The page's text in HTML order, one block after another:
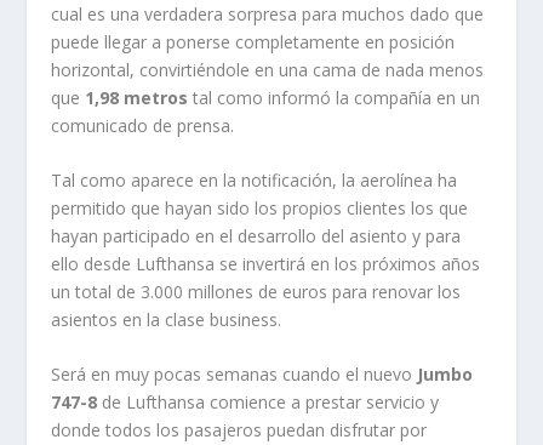
cual es una verdadera sorpresa para muchos dado que
puede llegar a ponerse completamente en posición
horizontal, convirtiéndole en una cama de nada menos
que 1,98 metros tal como informó la compañía en un
comunicado de prensa.
Tal como aparece en la notificación, la aerolínea ha
permitido que hayan sido los propios clientes los que
hayan participado en el desarrollo del asiento y para
ello desde Lufthansa se invertirá en los próximos años
un total de 3.000 millones de euros para renovar los
asientos en la clase business.
Será en muy pocas semanas cuando el nuevo Jumbo
747-8 de Lufthansa comience a prestar servicio y
donde todos los pasajeros puedan disfrutar por